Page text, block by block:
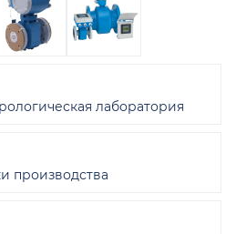
лаборатория
производства